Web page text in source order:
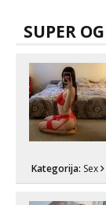
SUPER
Kategorija: Sex